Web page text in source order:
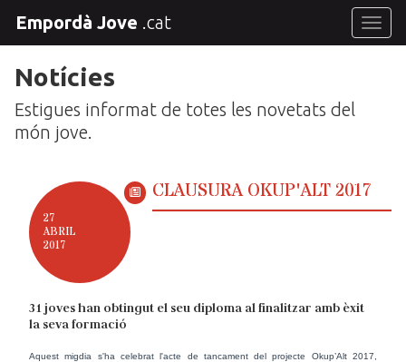
Empordà Jove .cat
Notícies
Estigues informat de totes les novetats del
món jove.
27
ABRIL
2017
CLAUSURA OKUP'ALT 2017
31 joves han obtingut el seu diploma al finalitzar amb èxit
la seva formació
Aquest migdia s'ha celebrat l'acte de tancament del projecte Okup’Alt 2017,